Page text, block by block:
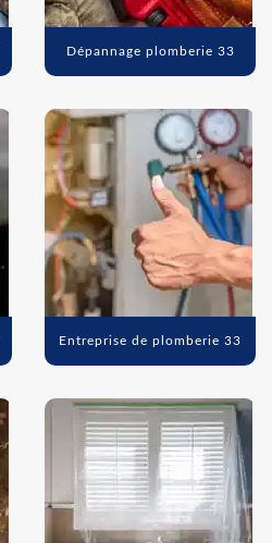
Dépannage plomberie 33
Entreprise de plomberie 33